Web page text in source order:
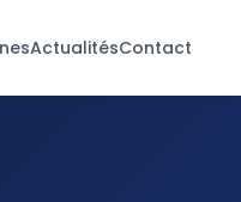
ActualitésContact